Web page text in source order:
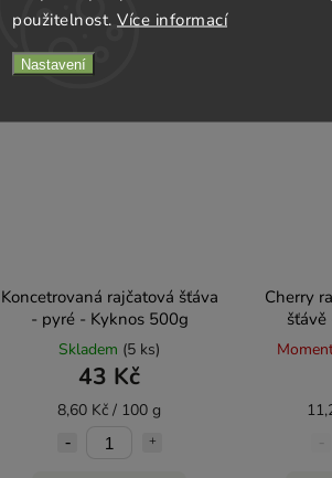
použitelnost. Více informací
Nastavení
Koncetrovaná rajčatová šťáva
- pyré - Kyknos 500g
Skladem (5 ks)
43 Kč
8,60 Kč / 100 g
Cherry